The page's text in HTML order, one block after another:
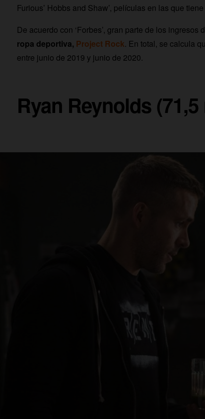
Furious’ Hobbs and Shaw’, películas en las que
De acuerdo con ‘Forbes’, gran parte de los ingresos
ropa deportiva, Project Rock. En total, se calcula
entre junio de 2019 y junio de 2020.
Ryan Reynolds